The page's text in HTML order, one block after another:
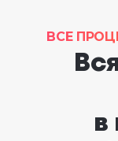
ВСЕ
в